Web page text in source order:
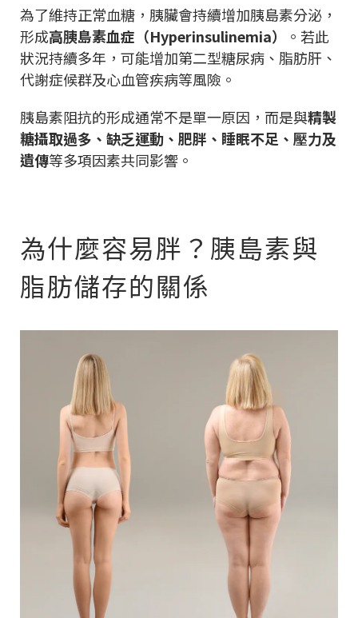
為了維持正常血糖，胰臟會持續增加胰島素分泌，
形成高胰島素血症（Hyperinsulinemia）
。若此
狀況持續多年，可能增加第二型糖尿病、脂肪肝、
代謝症候群及心血管疾病等風險。
胰島素阻抗的形成通常不是單一原因，而是與精製
糖攝取過多、缺乏運動、肥胖、睡眠不足、壓力及
遺傳等多項因素共同影響。
為什麼容易胖？胰島素與
脂肪儲存的關係